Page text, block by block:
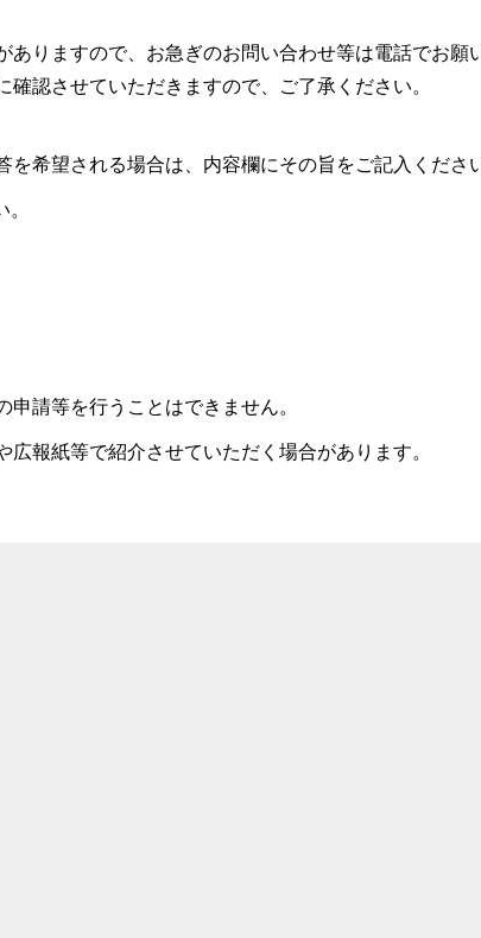
りますので、お急ぎのお問い合わせ等は電話でお願
認させていただきますので、ご了承ください。
希望される場合は、内容欄にその旨をご記入くださ
請等を行うことはできません。
報紙等で紹介させていただく場合があります。